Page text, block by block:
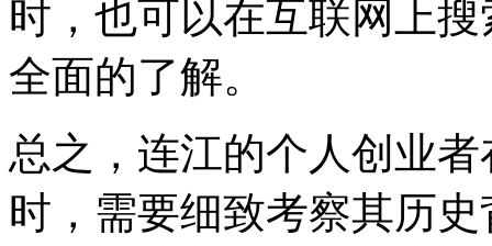
时，也可以在互联网上
全面的了解。
总之，连江的个人创业
时，需要细致考察其历